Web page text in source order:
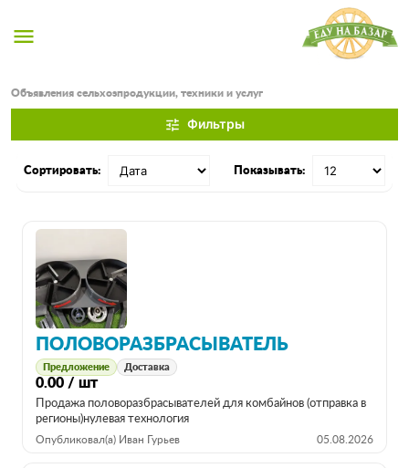
menu
Объявления сельхозпродукции, техники и услуг
tune Фильтры
Сортировать: Показывать:
ПОЛОВОРАЗБРАСЫВАТЕЛЬ
Предложение Доставка
0.00 / шт
Продажа половоразбрасывателей для комбайнов (отправка в
регионы)нулевая технология
Опубликовал(а) Иван Гурьев 05.08.2026